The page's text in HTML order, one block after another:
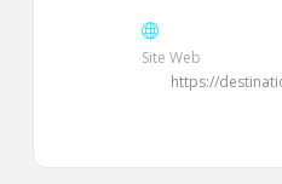
Site Web
https://